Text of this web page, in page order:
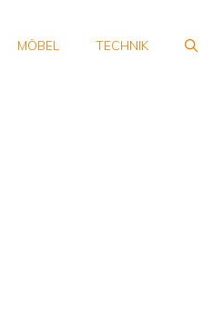
MÖBEL TECHNIK